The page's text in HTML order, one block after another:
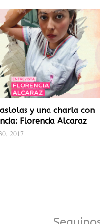
y una charla con
Florencia Alcaraz
2017